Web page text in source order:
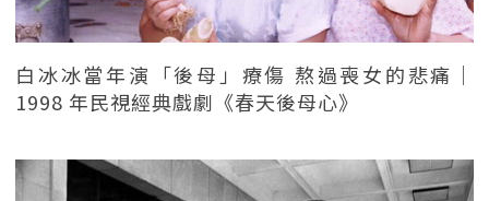
白冰冰當年演「後母」療傷 熬過喪女的悲痛｜
1998 年民視經典戲劇《春天後母心》